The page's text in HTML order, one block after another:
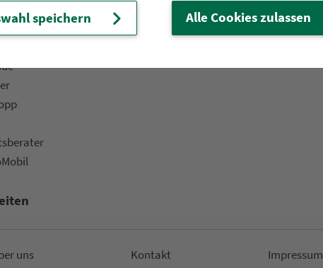
Versand
Fahr­rad­mit­nah­me
uns Kon­takt Impressum
speichern Alle Cookies zulassen